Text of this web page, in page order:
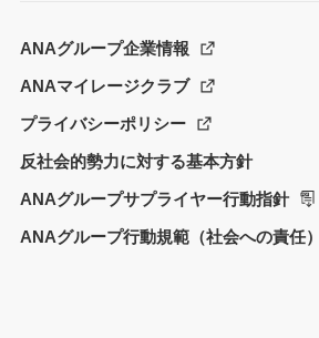
ANAグループ企業情報
ANAマイレージクラブ
プライバシーポリシー
反社会的勢力に対する基本方針
ANAグループサプライヤー行動指針
ANAグループ行動規範（社会への責任）